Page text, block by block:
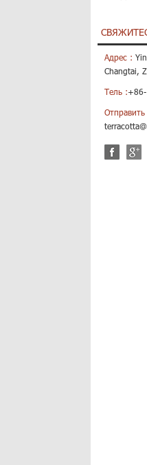
Адрес :
Changtai,
Тель :